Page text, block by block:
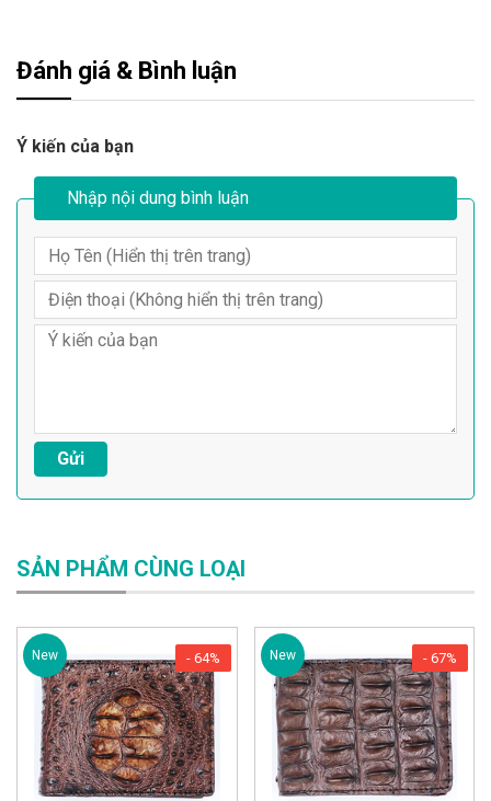
Đánh giá & Bình luận
Ý kiến của bạn
Nhập nội dung bình luận
SẢN PHẨM CÙNG LOẠI
New - 64% New - 67%